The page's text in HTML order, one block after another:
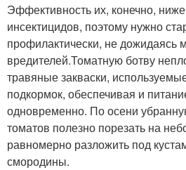
Эффективность их, конечно,
инсектицидов, поэтому нужно
профилактически, не дожидаясь
вредителей.Томатную ботву
травяные закваски,
подкормок, обеспечивая и
одновременно. По осени
томатов полезно порезать на
равномерно разложить под
смородины.